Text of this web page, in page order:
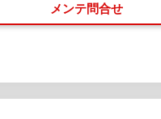
メンテ問合せ